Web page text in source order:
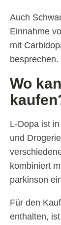
Auch
Einnahme
mit
besprechen.
Wo
L-Dopa ist
und
kombiniert
parkinson
Für den
enthalten,